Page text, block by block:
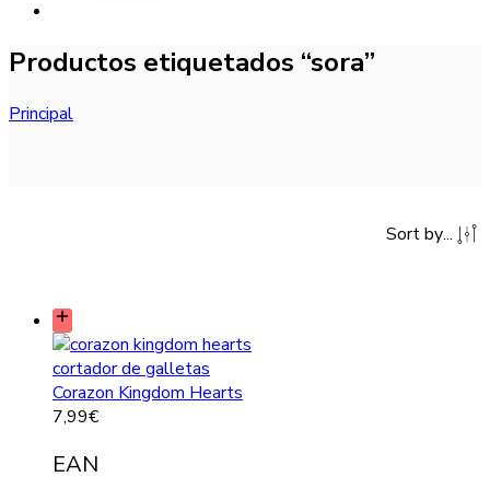
Productos etiquetados “sora”
Principal
Sort by...
Corazon Kingdom Hearts
7,99€
EAN